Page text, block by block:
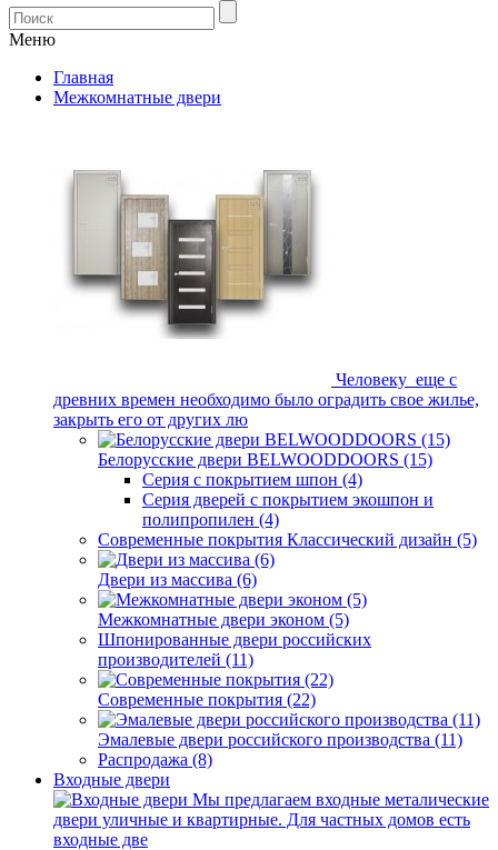
Меню
Главная
Межкомнатные двери
Человеку еще с
древних времен необходимо было оградить свое жилье,
закрыть его от других лю
Белорусские двери BELWOODDOORS (15)
Серия с покрытием шпон (4)
Серия дверей с покрытием экошпон и
полипропилен (4)
Современные покрытия Классический дизайн (5)
Двери из массива (6)
Межкомнатные двери эконом (5)
Шпонированные двери российских
производителей (11)
Современные покрытия (22)
Эмалевые двери российского производства (11)
Распродажа (8)
Входные двери
Мы предлагаем входные металические
двери уличные и квартирные. Для частных домов есть
входные две